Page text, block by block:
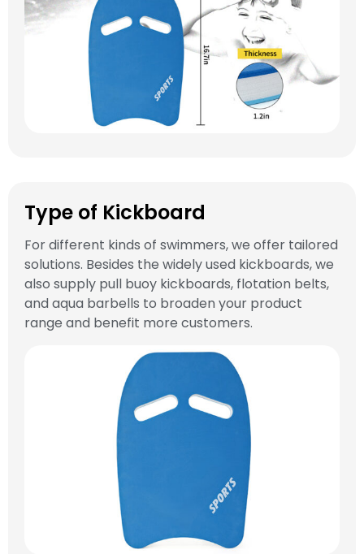
Type of Kickboard
For different kinds of swimmers, we offer tailored
solutions. Besides the widely used kickboards, we
also supply pull buoy kickboards, flotation belts,
and aqua barbells to broaden your product
range and benefit more customers.